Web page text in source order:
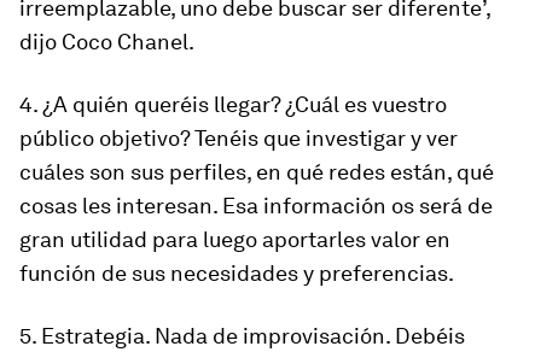
irreemplazable, uno debe buscar ser diferente’,
dijo Coco Chanel.
4. ¿A quién queréis llegar? ¿Cuál es vuestro
público objetivo? Tenéis que investigar y ver
cuáles son sus perfiles, en qué redes están, qué
cosas les interesan. Esa información os será de
gran utilidad para luego aportarles valor en
función de sus necesidades y preferencias.
5. Estrategia. Nada de improvisación. Debéis